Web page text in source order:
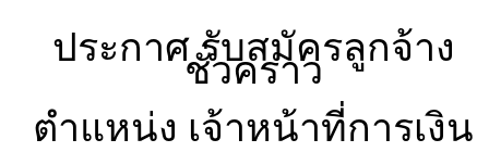
ประกาศ รับสมัครลูกจ้าง
ชั่วคราว
ตำแหน่ง เจ้าหน้าที่การเงิน